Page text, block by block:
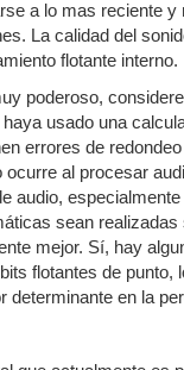
a lo mas reciente
La calidad del
flotante interno.
poderoso,
usado una
errores de
al procesar
audio,
sean
mejor. Sí, hay
flotantes de
en la